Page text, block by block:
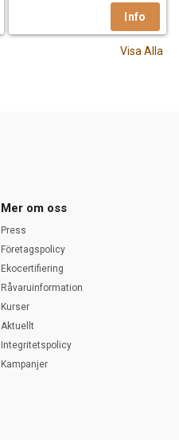
Visa Alla
Mer om oss
Press
Företagspolicy
Ekocertifiering
Råvaruinformation
Kurser
Aktuellt
Integritetspolicy
Kampanjer